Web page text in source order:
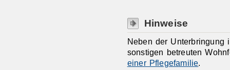
Hinweise
Neben der
sonstigen betreuten
einer Pflegefamilie.